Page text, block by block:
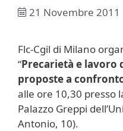
21 Novembre 2011
Flc-Cgil di Milano
“Precarietà e lavoro
proposte a
alle ore 10,30 presso
Palazzo Greppi
Antonio, 10).